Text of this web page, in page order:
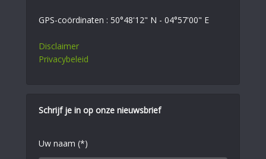
GPS-coördinaten : 50°48'12" N - 04°57'00" E
Disclaimer
Privacybeleid
Schrijf je in op onze nieuwsbrief
Uw naam (*)